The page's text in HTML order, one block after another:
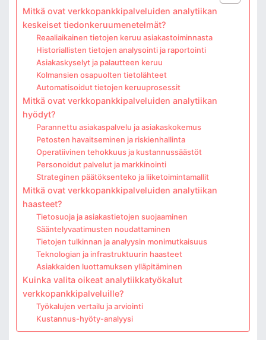
Mitkä ovat verkkopankkipalveluiden analytiikan
keskeiset tiedonkeruumenetelmät?
Reaaliaikainen tietojen keruu asiakastoiminnasta
Historiallisten tietojen analysointi ja raportointi
Asiakaskyselyt ja palautteen keruu
Kolmansien osapuolten tietolähteet
Automatisoidut tietojen keruuprosessit
Mitkä ovat verkkopankkipalveluiden analytiikan
hyödyt?
Parannettu asiakaspalvelu ja asiakaskokemus
Petosten havaitseminen ja riskienhallinta
Operatiivinen tehokkuus ja kustannussäästöt
Personoidut palvelut ja markkinointi
Strateginen päätöksenteko ja liiketoimintamallit
Mitkä ovat verkkopankkipalveluiden analytiikan
haasteet?
Tietosuoja ja asiakastietojen suojaaminen
Sääntelyvaatimusten noudattaminen
Tietojen tulkinnan ja analyysin monimutkaisuus
Teknologian ja infrastruktuurin haasteet
Asiakkaiden luottamuksen ylläpitäminen
Kuinka valita oikeat analytiikkatyökalut
verkkopankkipalveluille?
Työkalujen vertailu ja arviointi
Kustannus-hyöty-analyysi